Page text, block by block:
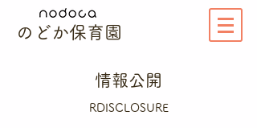
のどか保育園
情報公開
RDISCLOSURE